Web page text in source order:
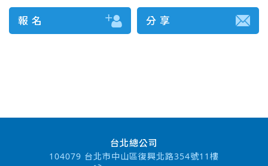
報 名 分 享
台北總公司
104079 台北市中山區復興北路354號11樓